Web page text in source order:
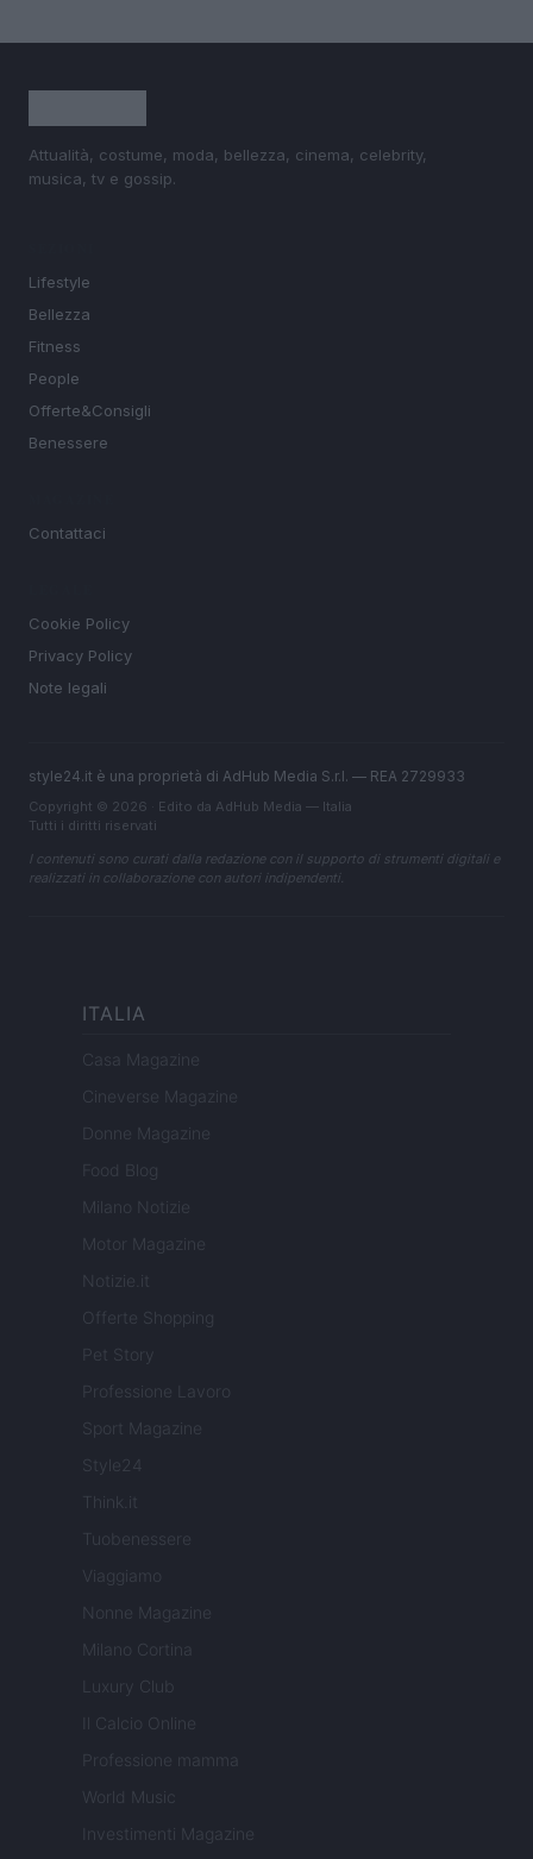
Attualità, costume, moda, bellezza, cinema, celebrity,
musica, tv e gossip.
Lifestyle
Bellezza
Fitness
People
Offerte&Consigli
Benessere
Contattaci
Cookie Policy
Privacy Policy
Note legali
style24.it è una proprietà di AdHub Media S.r.l. — REA 2729933
Copyright © 2026 · Edito da AdHub Media — Italia
Tutti i diritti riservati
I contenuti sono curati dalla redazione con il supporto di strumenti digitali e
realizzati in collaborazione con autori indipendenti.
ITALIA
Casa Magazine
Cineverse Magazine
Donne Magazine
Food Blog
Milano Notizie
Motor Magazine
Notizie.it
Offerte Shopping
Pet Story
Professione Lavoro
Sport Magazine
Style24
Think.it
Tuobenessere
Viaggiamo
Nonne Magazine
Milano Cortina
Luxury Club
Il Calcio Online
Professione mamma
World Music
Investimenti Magazine